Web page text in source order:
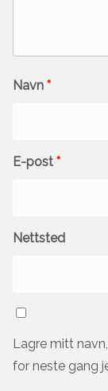
Navn *
E-post *
Nettsted
Lagre mitt
for neste gang